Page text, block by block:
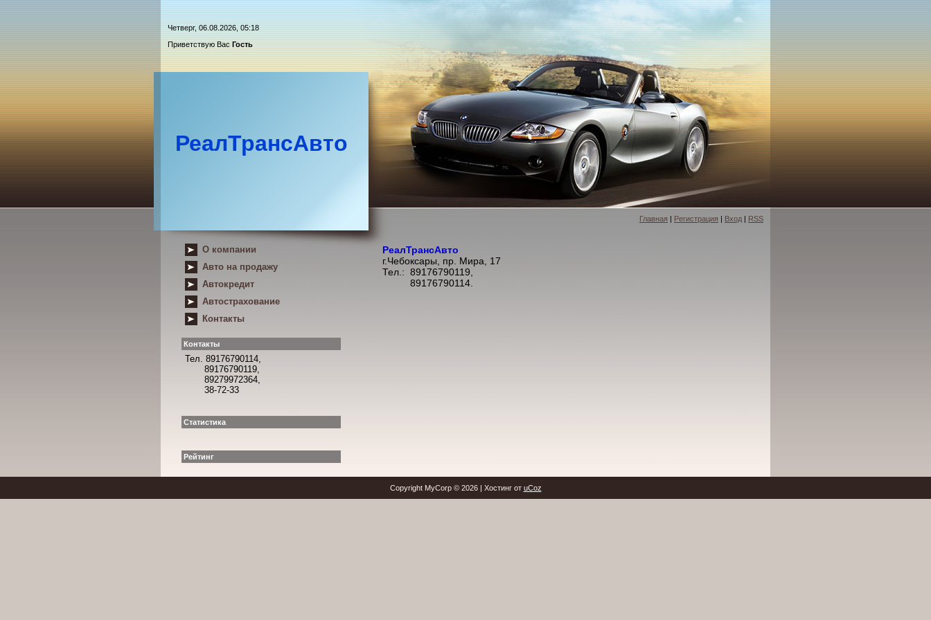
Четверг, 06.08.2026, 05:18
Приветствую Вас Гость
РеалТрансАвто
Главная | Регистрация | Вход | RSS
О компании
Авто на продажу
Автокредит
Автострахование
Контакты
Контакты
Тел. 89176790114,
89176790119,
89279972364,
38-72-33
Статистика
Рейтинг
РеалТрансАвто
г.Чебоксары, пр. Мира, 17
Тел.: 89176790119,
89176790114.
Copyright MyCorp © 2026| Хостинг от uCoz